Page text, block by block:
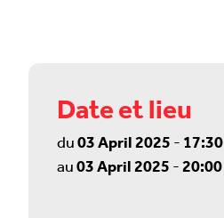
Date et lieu
du03 April 2025-17:30
au03 April 2025-20:00